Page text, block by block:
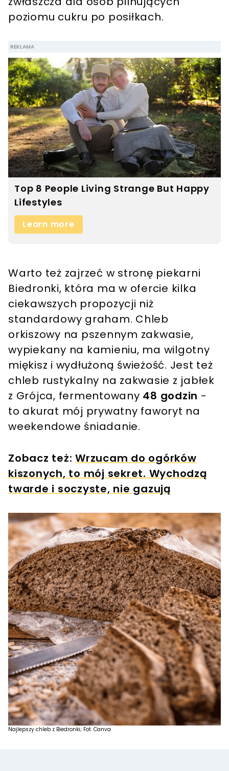
poziomu cukru po posiłkach.
Warto też zajrzeć w stronę piekarni
Biedronki, która ma w ofercie kilka
ciekawszych propozycji niż
standardowy graham. Chleb
orkiszowy na pszennym zakwasie,
wypiekany na kamieniu, ma wilgotny
miękisz i wydłużoną świeżość. Jest też
chleb rustykalny na zakwasie z jabłek
z Grójca, fermentowany 48 godzin -
to akurat mój prywatny faworyt na
weekendowe śniadanie.
Zobacz też: Wrzucam do ogórków
kiszonych, to mój sekret. Wychodzą
twarde i soczyste, nie gazują
Najlepszy chleb z Biedronki; Fot. Canva